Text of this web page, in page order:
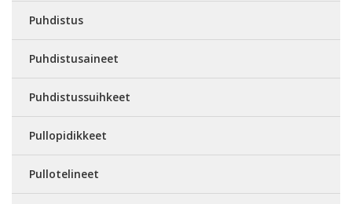
Puhdistus
Puhdistusaineet
Puhdistussuihkeet
Pullopidikkeet
Pullotelineet